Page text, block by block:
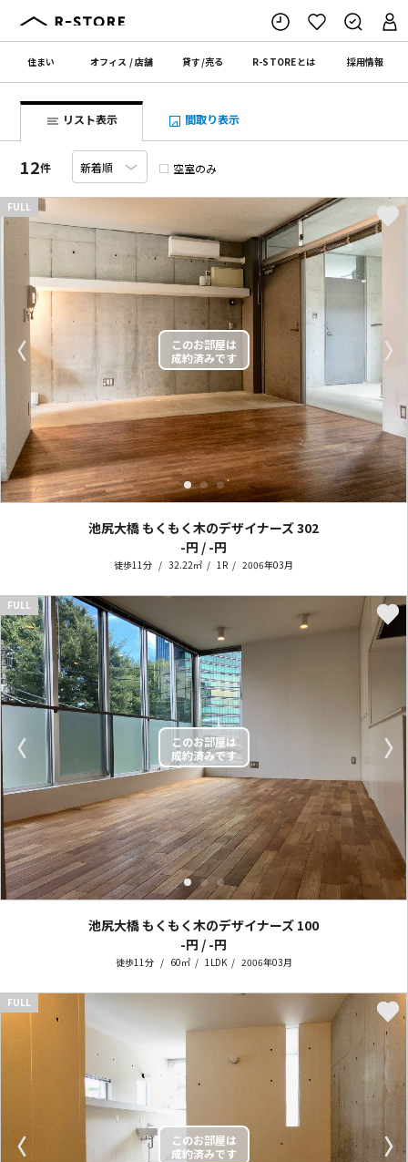
住まい オフィス /店舗 貸す/売る R-STOREとは 採用情報
リスト表示 間取り表示
12件 空室のみ
〈 〉
FULL
池尻大橋 もくもく木のデザイナーズ302
-円 / -円
徒歩11分 32.22㎡ 1R 2006年03月
〈 〉
FULL
池尻大橋 もくもく木のデザイナーズ 100
-円 / -円
徒歩11分 60㎡ 1LDK 2006年03月
〈 〉
FULL